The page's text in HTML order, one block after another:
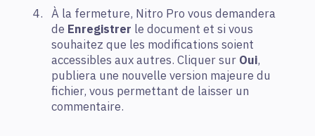
À la fermeture, Nitro Pro vous demandera
de Enregistrer le document et si vous
souhaitez que les modifications soient
accessibles aux autres. Cliquer sur Oui,
publiera une nouvelle version majeure du
fichier, vous permettant de laisser un
commentaire.